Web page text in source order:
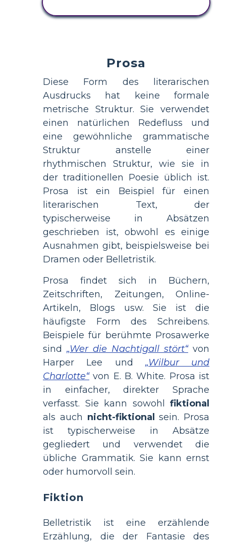
Prosa
Diese Form des literarischen
Ausdrucks hat keine formale
metrische Struktur. Sie verwendet
einen natürlichen Redefluss und
eine gewöhnliche grammatische
Struktur anstelle einer
rhythmischen Struktur, wie sie in
der traditionellen Poesie üblich ist.
Prosa ist ein Beispiel für einen
literarischen Text, der
typischerweise in Absätzen
geschrieben ist, obwohl es einige
Ausnahmen gibt, beispielsweise bei
Dramen oder Belletristik.
Prosa findet sich in Büchern,
Zeitschriften, Zeitungen, Online-
Artikeln, Blogs usw. Sie ist die
häufigste Form des Schreibens.
Beispiele für berühmte Prosawerke
sind „Wer die Nachtigall stört“von
Harper Lee und „Wilbur und
Charlotte“von E. B. White. Prosa ist
in einfacher, direkter Sprache
verfasst. Sie kann sowohl fiktional
als auch nicht-fiktional
sein. Prosa
ist typischerweise in Absätze
gegliedert und verwendet die
übliche Grammatik. Sie kann ernst
oder humorvoll sein.
Fiktion
Belletristik ist eine erzählende
Erzählung, die der Fantasie des